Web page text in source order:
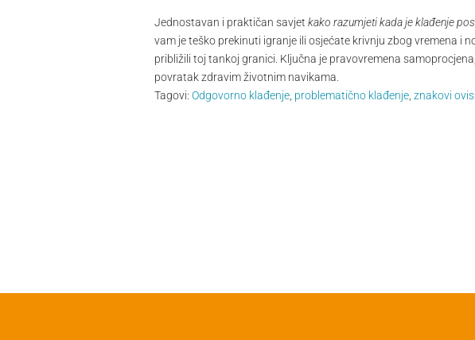
Jednostavan i praktičan savjetkako razumjeti kada je klađenje
vam je teško prekinuti igranje ili osjećate krivnju zbog vremena i
približili toj tankoj granici. Ključna je pravovremena
povratak zdravim životnim navikama.
Tagovi:Odgovorno klađenje problematično klađenje ,znakovi